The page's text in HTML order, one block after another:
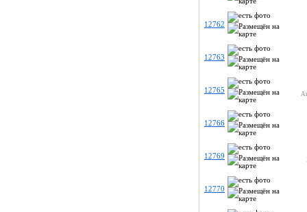
12762
12763
12765
12766
12769
12770